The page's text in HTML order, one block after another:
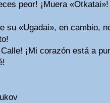
peor! ¡Muera
su «Ugadai», en cambio,
¡Mi corazón está a